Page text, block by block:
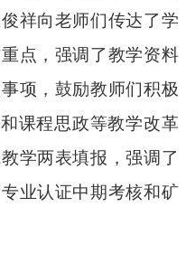
祥向老师们传达了学
点，强调了教学资料
项，鼓励教师们积极
课程思政等教学改革
学两表填报，强调了
业认证中期考核和矿